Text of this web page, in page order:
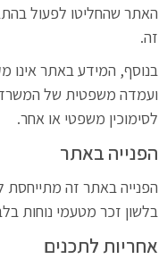
האתר שהחליטו לפעול
זה.
בנוסף, המידע באתר אינו
ועמדה משפטית של המשרד
לסימוכין משפטי או אחר.
הפנייה באתר
הפנייה באתר זה מתייחסת
בלשון זכר מטעמי נוחות
אחריות לתכנים